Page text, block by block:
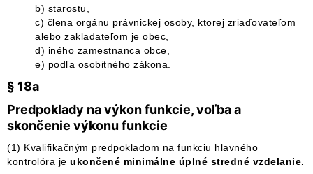
b) starostu,
c) člena orgánu právnickej osoby, ktorej zriaďovateľom
alebo zakladateľom je obec,
d) iného zamestnanca obce,
e) podľa osobitného zákona.
§ 18a
Predpoklady na výkon funkcie, voľba a
skončenie výkonu funkcie
(1) Kvalifikačným predpokladom na funkciu hlavného
kontrolóra je ukončené minimálne úplné stredné vzdelanie.